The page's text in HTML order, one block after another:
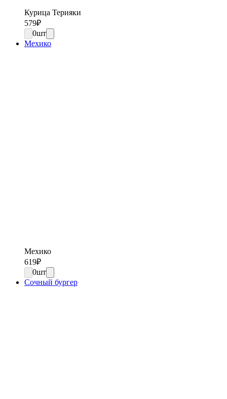
Курица Терияки
579₽
0шт
Мехико
Мехико
619₽
0шт
Сочный бургер